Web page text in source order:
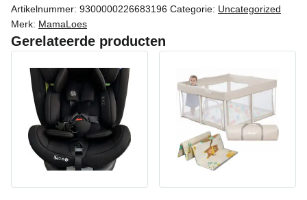
Artikelnummer: 9300000226683196 Categorie: Uncategorized
Merk: MamaLoes
Gerelateerde producten